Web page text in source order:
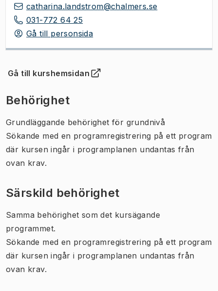
catharina.landstrom@chalmers.se
031-772 64 25
Gå till personsida
Gå till kurshemsidan
(Öppnas i ny flik)
Behörighet
Grundläggande behörighet för grundnivå
Sökande med en programregistrering på ett program
där kursen ingår i programplanen undantas från
ovan krav.
Särskild behörighet
Samma behörighet som det kursägande
programmet.
Sökande med en programregistrering på ett program
där kursen ingår i programplanen undantas från
ovan krav.